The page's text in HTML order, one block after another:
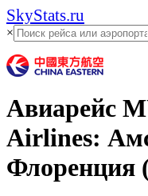
SkyStats.ru
×
Авиарейс
Airlines:
Флоренция